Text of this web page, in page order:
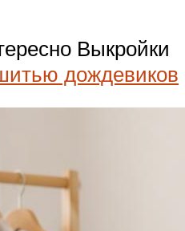
Выкройки
дождевиков